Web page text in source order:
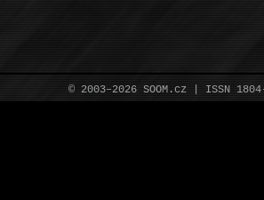
© 2003–2026 SOOM.cz | ISSN